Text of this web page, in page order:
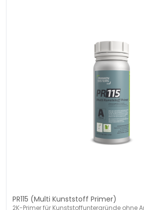
PR115 (Multi Kunststoff Primer)
2K-Primer für Kunststoffuntergründe ohne